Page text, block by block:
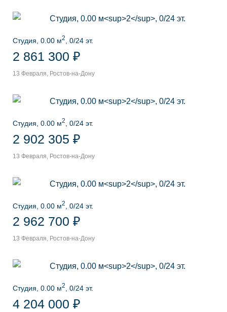
Студия, 0.00 м2 , 0/24 эт.
2 861 300 ₽
13 Февраля, Ростов-на-Дону
Студия, 0.00 м2 , 0/24 эт.
2 902 305 ₽
13 Февраля, Ростов-на-Дону
Студия, 0.00 м2 , 0/24 эт.
2 962 700 ₽
13 Февраля, Ростов-на-Дону
Студия, 0.00 м2 , 0/24 эт.
4 204 000 ₽